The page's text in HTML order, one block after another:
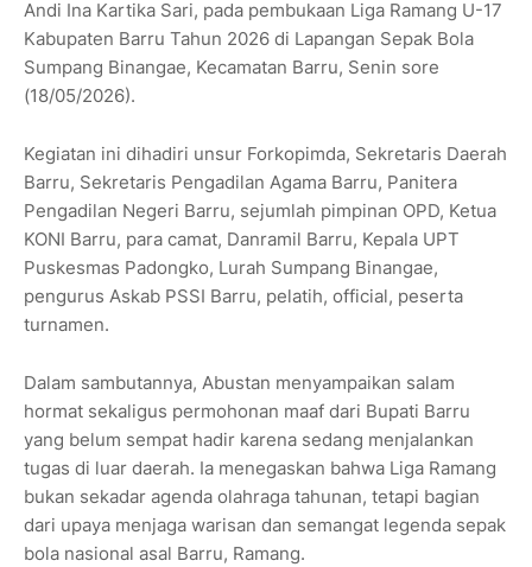
Andi Ina Kartika Sari, pada pembukaan Liga Ramang U-17
Kabupaten Barru Tahun 2026 di Lapangan Sepak Bola
Sumpang Binangae, Kecamatan Barru, Senin sore
(18/05/2026).
Kegiatan ini dihadiri unsur Forkopimda, Sekretaris Daerah
Barru, Sekretaris Pengadilan Agama Barru, Panitera
Pengadilan Negeri Barru, sejumlah pimpinan OPD, Ketua
KONI Barru, para camat, Danramil Barru, Kepala UPT
Puskesmas Padongko, Lurah Sumpang Binangae,
pengurus Askab PSSI Barru, pelatih, official, peserta
turnamen.
Dalam sambutannya, Abustan menyampaikan salam
hormat sekaligus permohonan maaf dari Bupati Barru
yang belum sempat hadir karena sedang menjalankan
tugas di luar daerah. Ia menegaskan bahwa Liga Ramang
bukan sekadar agenda olahraga tahunan, tetapi bagian
dari upaya menjaga warisan dan semangat legenda sepak
bola nasional asal Barru, Ramang.